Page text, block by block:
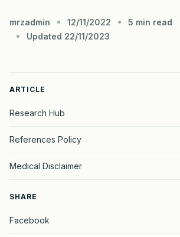
mrzadmin 12/11/2022
5 min read
Updated 22/11/2023
ARTICLE
Research Hub
References Policy
Medical Disclaimer
SHARE
Facebook